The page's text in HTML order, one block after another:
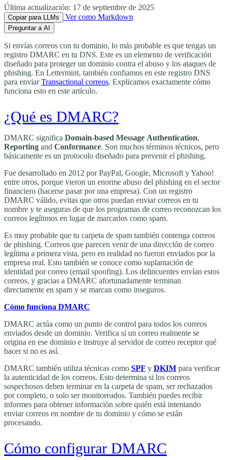
Última actualización: 17 de septiembre de 2025
Copiar para LLMs Ver como Markdown
Preguntar a AI
Si envías correos con tu dominio, lo más probable es que tengas un
registro DMARC en tu DNS. Este es un elemento de verificación
diseñado para proteger un dominio contra el abuso y los ataques de
phishing. En Lettermint, también confiamos en este registro DNS
para enviarTransactional correos. Explicamos exactamente cómo
funciona esto en este artículo.
¿Qué es DMARC?
DMARC significa Domain-based Message Authentication,
Reporting and Conformance. Son muchos términos técnicos, pero
básicamente es un protocolo diseñado para prevenir el phishing.
Fue desarrollado en 2012 por PayPal, Google, Microsoft y Yahoo!
entre otros, porque vieron un enorme abuso del phishing en el sector
financiero (hacerse pasar por una empresa). Con un registro
DMARC válido, evitas que otros puedan enviar correos en tu
nombre y te aseguras de que los programas de correo reconozcan los
correos legítimos en lugar de marcarlos como spam.
Es muy probable que tu carpeta de spam también contenga correos
de phishing. Correos que parecen venir de una dirección de correo
legítima a primera vista, pero en realidad no fueron enviados por la
empresa real. Esto también se conoce como suplantación de
identidad por correo (email spoofing). Los delincuentes envían estos
correos, y gracias a DMARC afortunadamente terminan
directamente en spam y se marcan como inseguros.
Cómo funciona DMARC
DMARC actúa como un punto de control para todos los correos
enviados desde un dominio. Verifica si un correo realmente se
origina en ese dominio e instruye al servidor de correo receptor qué
hacer si no es así.
DMARC también utiliza técnicas como SPF y DKIM para verificar
la autenticidad de los correos. Esto determina si los correos
sospechosos deben terminar en la carpeta de spam, ser rechazados
por completo, o solo ser monitoreados. También puedes recibir
informes para obtener información sobre quién está intentando
enviar correos en nombre de tu dominio y cómo se están
procesando.
Cómo configurar DMARC